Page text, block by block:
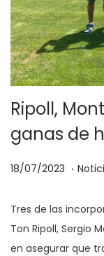
Ripoll,
ganas de
P
b
l
i
18/07/2023 0
/
1
0
. P
b
l
i
Tres de las
Ton Ripoll, Sergio
en asegurar que